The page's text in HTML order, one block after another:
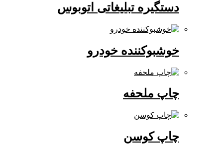
دستگیره تبلیغاتی اتوبوس
خوشبوکننده خودرو
چاپ ملحفه
چاپ کوسن